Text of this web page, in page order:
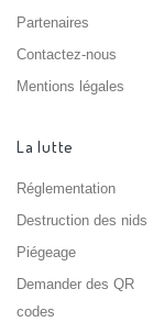
Partenaires
Contactez-nous
Mentions légales
La lutte
Réglementation
Destruction des nids
Piégeage
Demander des QR
codes